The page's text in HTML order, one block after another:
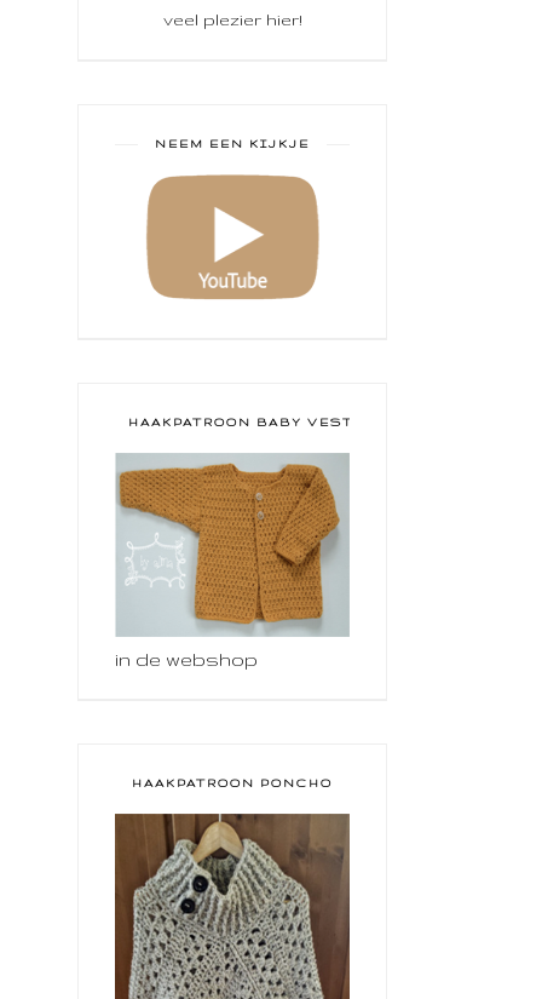
veel plezier hier!
NEEM EEN KIJKJE
HAAKPATROON BABY VESTJE
in de webshop
HAAKPATROON PONCHO